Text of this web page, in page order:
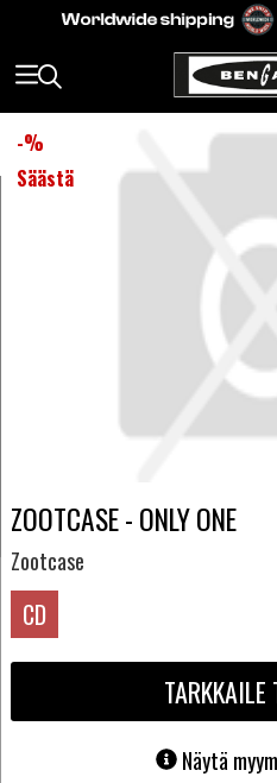
-%
Säästä
ZOOTCASE - ONLY ONE
Zootcase
CD
TARKKAILE
Näytä